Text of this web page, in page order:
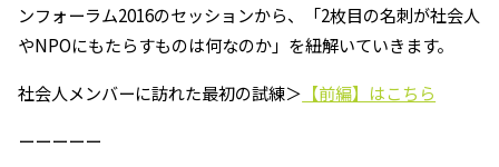
ンフォーラム2016のセッションから、「2枚目の名刺が社会人
やNPOにもたらすものは何なのか」を紐解いていきます。
社会人メンバーに訪れた最初の試練＞ 【前編】はこちら
ーーーーー